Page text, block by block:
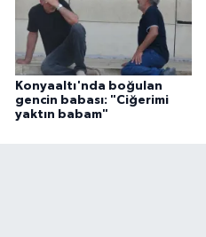
Konyaaltı'nda boğulan
gencin babası: "Ciğerimi
yaktın babam"